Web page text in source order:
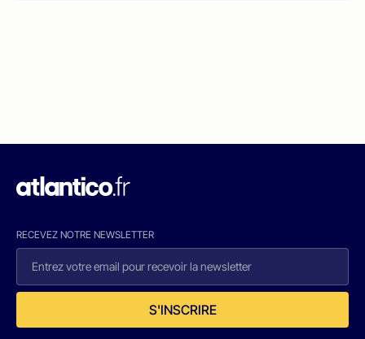
RECEVEZ NOTRE NEWSLETTER
S'INSCRIRE